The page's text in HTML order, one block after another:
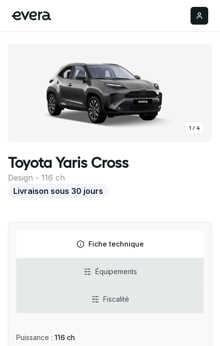
1 / 4
Toyota Yaris Cross
Design - 116 ch
Livraison sous 30 jours
Fiche technique
Équipements
Fiscalité
Puissance : 116 ch